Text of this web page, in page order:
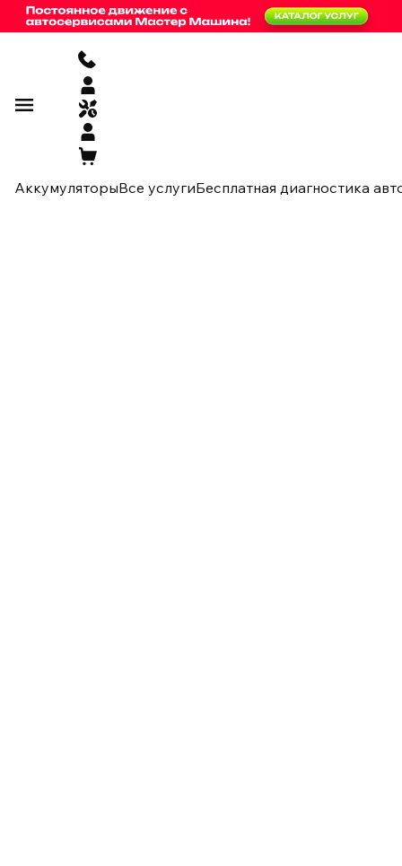
АккумуляторыВсе услугиБесплатная диагностика